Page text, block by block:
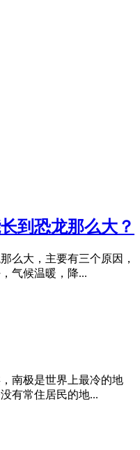
到恐龙那么大？
么大，主要有三个原因，
气候温暖，降...
南极是世界上最冷的地
有常住居民的地...